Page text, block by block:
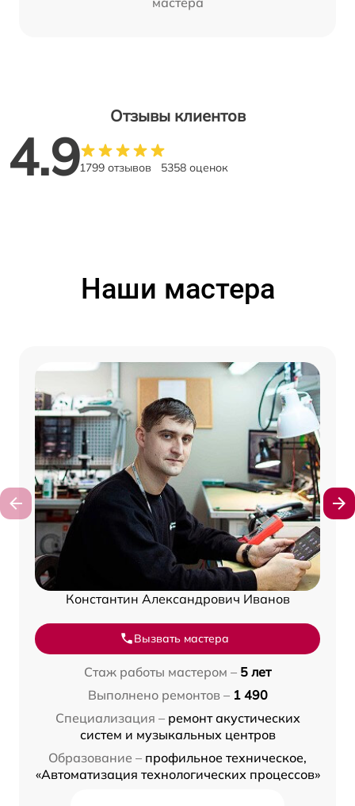
Отзывы клиентов
4.91799 отзывов 5358 оценок
Наши мастера
Константин Александрович Иванов
Вызвать мастера
Стаж работы мастером – 5 лет
Выполнено ремонтов – 1 490
Специализация – ремонт акустических
систем и музыкальных центров
Образование – профильное техническое,
«Автоматизация технологических процессов»